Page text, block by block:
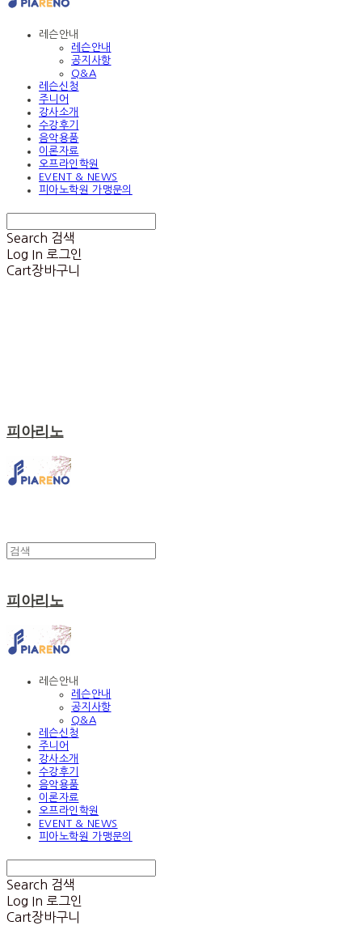
레슨안내
레슨안내
공지사항
Q&A
레슨신청
주니어
강사소개
수강후기
음악용품
이론자료
오프라인학원
EVENT & NEWS
피아노학원 가맹문의
Search 검색
Log In 로그인
Cart장바구니
피아리노
피아리노
레슨안내
레슨안내
공지사항
Q&A
레슨신청
주니어
강사소개
수강후기
음악용품
이론자료
오프라인학원
EVENT & NEWS
피아노학원 가맹문의
Search 검색
Log In 로그인
Cart장바구니